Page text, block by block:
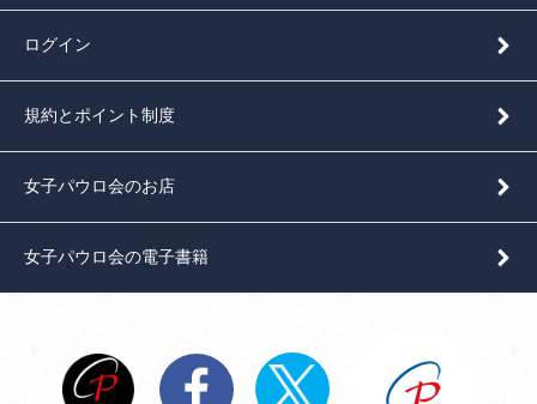
ログイン
規約とポイント制度
女子パウロ会のお店
女子パウロ会の電子書籍